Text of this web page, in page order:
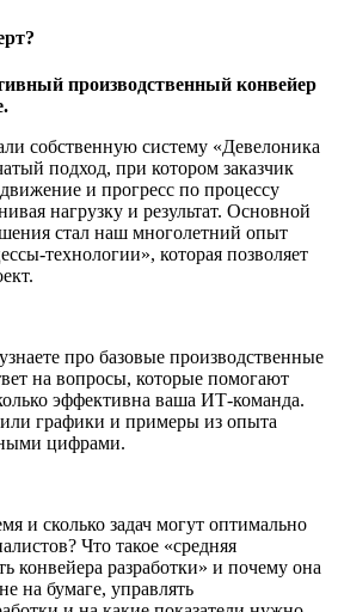
производственный конвейер
собственную систему «Девелоника
подход, при котором заказчик
и прогресс по процессу
нагрузку и результат. Основной
стал наш многолетний опыт
технологии», которая позволяет
про базовые производственные
на вопросы, которые помогают
эффективна ваша ИТ-команда.
графики и примеры из опыта
цифрами.
и сколько задач могут оптимально
Что такое «средняя
конвейера разработки» и почему она
на бумаге, управлять